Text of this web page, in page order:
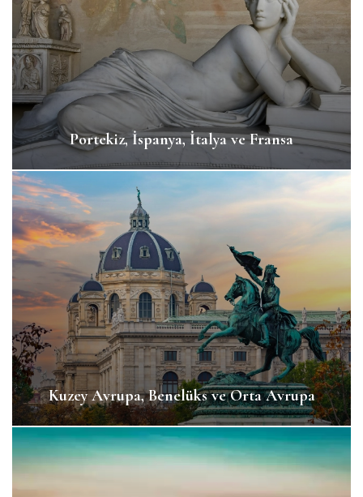
Portekiz, İspanya, İtalya ve Fransa
Kuzey Avrupa, Benelüks ve Orta Avrupa